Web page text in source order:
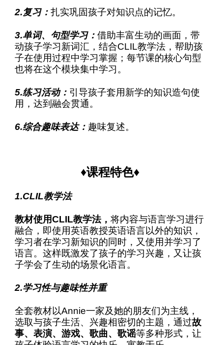
2.复习： 扎实巩固孩子对知识点的记忆。
3.单词、句型学习： 借助丰富生动的画面，带
动孩子学习新词汇，结合CLIL教学法，帮助孩
子在使用过程中学习掌握； 每节课的核心句型
也将在这个模块集中学习。
5.练习活动： 引导孩子套用新学的知识造句使
用，达到融会贯通。
6.综合趣味表达： 趣味复述。
♦课程特色♦
1.CLIL教学法
教材使用CLIL教学法， 将内容与语言学习进行
融合，即使用英语教授英语语言以外的知识，
学习者在学习新知识的同时，又使用并学习了
语言。这样既激发了孩子的学习兴趣，又让孩
子学会了生动的场景化语言。
2.学习性与趣味性并重
全套教材以Annie一家及她的朋友们为主线，
选取与孩子生活、兴趣相密切的主题，通过故
事、表演、游戏、歌曲、歌谣等多种形式，让